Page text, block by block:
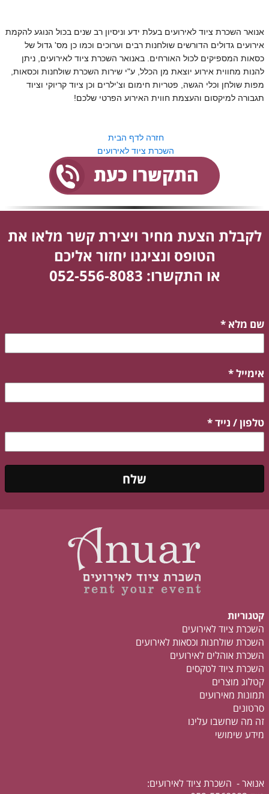
אנואר השכרת ציוד לאירועים בעלת ידע וניסיון רב שנים בכול הנוגע להקמת
אירועים גדולים הדורשים שולחנות רבים וערוכים וכמו כן מס' גדול של
כסאות המספיקים לכול האורחים. באנואר השכרת ציוד לאירועים, ניתן
להנות מחווית אירוע יוצאת מן הכלל, ע"י שירות השכרת שולחנות וכסאות,
מפות שולחן וכלי הגשה, פטריות חימום וצ'ילרים וכן ציוד קריוקי וציוד
תגבורה למיקסום והעצמת חווית האירוע הפרטי שלכם!
חזרה לדף הבית
השכרת ציוד לאירועים
לקבלת הצעת מחיר ויצירת קשר מלאו את
הטופס ונציגנו יחזור אליכם
או התקשרו: 052-556-8083
שם מלא *
אימייל*
טלפון / נייד*
שלח
קטגוריות
השכרת ציוד לאירועים
השכרת שולחנות וכסאות לאירועים
השכרת אוהלים לאירועים
השכרת ציוד לטקסים
קטלוג מוצרים
תמונות מאירועים
סרטונים
זה מה שחשבו עלינו
מידע שימושי
אנואר - השכרת ציוד לאירועים: